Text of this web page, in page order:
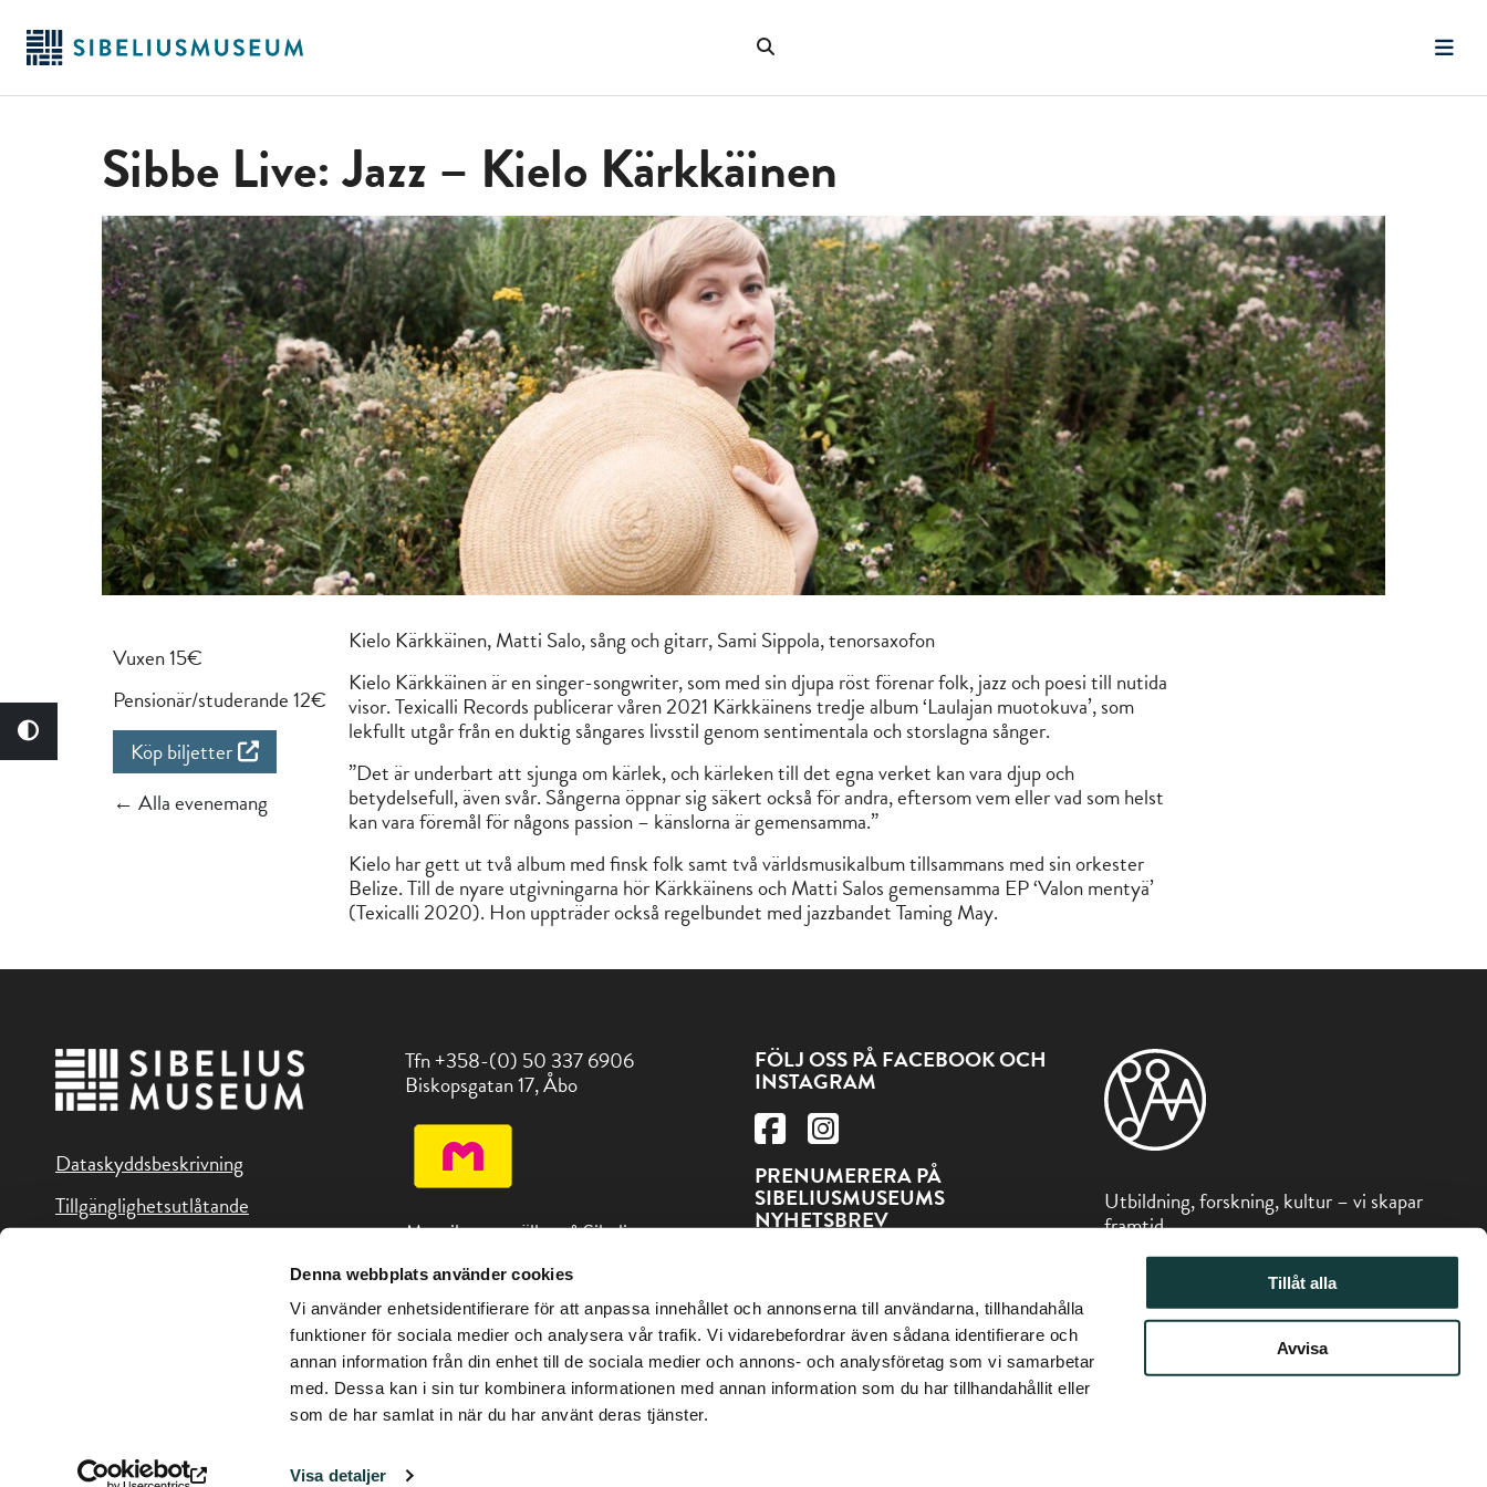
Denna webbplats använder cookies
Vi använder enhetsidentifierare för att anpassa innehållet och annonserna till användarna, tillhandahålla
funktioner för sociala medier och analysera vår trafik. Vi vidarebefordrar även sådana identifierare och
annan information från din enhet till de sociala medier och annons- och analysföretag som vi samarbetar
med. Dessa kan i sin tur kombinera informationen med annan information som du har tillhandahållit eller
som de har samlat in när du har använt deras tjänster.
Visa detaljer
Tillåt alla
Avvisa
huvudinnehållet
Sök
webbplatsen
Sibbe Live: Jazz – Kielo Kärkkäinen
Vuxen 15€
Pensionär/studerande 12€
Köp biljetter
← Alla evenemang
Kielo Kärkkäinen, Matti Salo, sång och gitarr, Sami Sippola, tenorsaxofon
Kielo Kärkkäinen är en singer-songwriter, som med sin djupa röst förenar folk, jazz och poesi till nutida
visor. Texicalli Records publicerar våren 2021 Kärkkäinens tredje album ‘Laulajan muotokuva’, som
lekfullt utgår från en duktig sångares livsstil genom sentimentala och storslagna sånger.
”Det är underbart att sjunga om kärlek, och kärleken till det egna verket kan vara djup och
betydelsefull, även svår. Sångerna öppnar sig säkert också för andra, eftersom vem eller vad som helst
kan vara föremål för någons passion – känslorna är gemensamma.”
Kielo har gett ut två album med finsk folk samt två världsmusikalbum tillsammans med sin orkester
Belize. Till de nyare utgivningarna hör Kärkkäinens och Matti Salos gemensamma EP ‘Valon mentyä’
(Texicalli 2020). Hon uppträder också regelbundet med jazzbandet Taming May.
Dataskyddsbeskrivning
Tillgänglighetsutlåtande
Tfn +358-(0) 50 337 6906
Biskopsgatan 17, Åbo
Museikortet gäller på Sibeliusmuseum
Du hittar oss och andra sevärdheter
i Åboregionen på adressen Visitturku.fi
FÖLJ OSS PÅ FACEBOOK OCH
INSTAGRAM
PRENUMERERA PÅ
SIBELIUSMUSEUMS
NYHETSBREV
Utbildning, forskning, kultur – vi skapar
framtid
Sibeliusmuseum är en del av Stiftelsen
för Åbo Akademi.
Copyright © Sibeliusmuseum 2026